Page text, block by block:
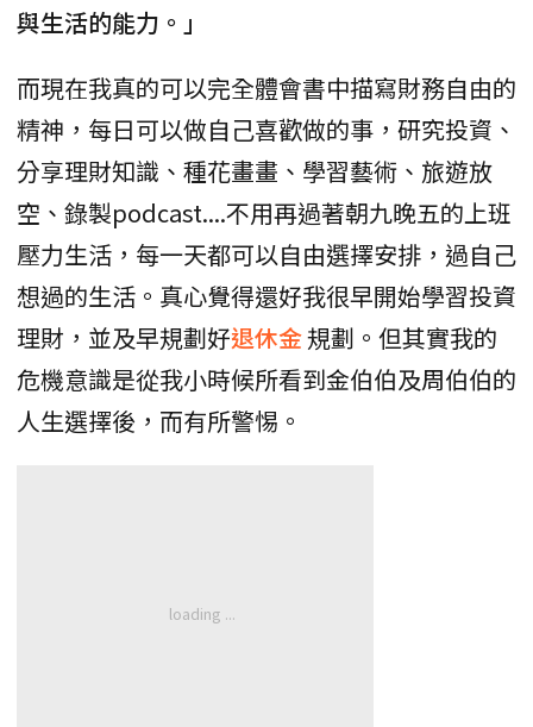
與生活的能力。」
而現在我真的可以完全體會書中描寫財務自由的
精神，每日可以做自己喜歡做的事，研究投資、
分享理財知識、種花畫畫、學習藝術、旅遊放
空、錄製podcast....不用再過著朝九晚五的上班
壓力生活，每一天都可以自由選擇安排，過自己
想過的生活。真心覺得還好我很早開始學習投資
理財，並及早規劃好退休金規劃。但其實我的
危機意識是從我小時候所看到金伯伯及周伯伯的
人生選擇後，而有所警惕。